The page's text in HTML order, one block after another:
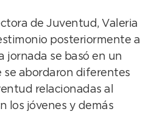
de Juventud, Valeria
posteriormente a
jornada se basó en un
se abordaron diferentes
relacionadas al
los jóvenes y demás